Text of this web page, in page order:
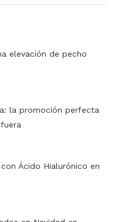
elevación de pecho
la promoción perfecta
Ácido Hialurónico en